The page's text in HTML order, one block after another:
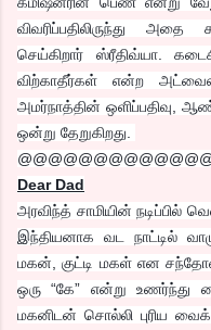
விவரிப்பதிலிருந்து
செய்கிறார் ஸ்ரீதிவ்யா.
விற்காதீர்கள் என்ற
அமர்நாத்தின் ஒளிப்பதிவு,
ஒன்று தேறுகிறது.
Dear Dad
அரவிந்த் சாமியின் நடிப்பில்
இந்தியனாக வட நாட்டில்
மகன், குட்டி மகள் என
ஒரு “கே” என்று
மகனிடன் சொல்லி புரிய